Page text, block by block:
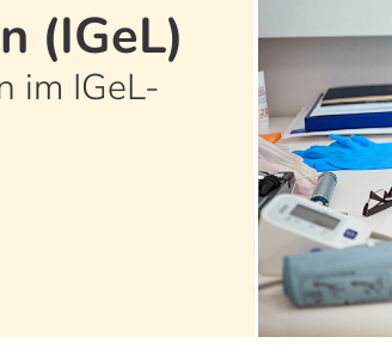
(IGeL)
im IGeL-